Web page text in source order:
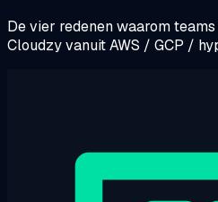
De vier redenen waarom
Cloudzy vanuit AWS / GCP /